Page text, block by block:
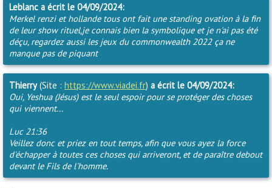
Leblanc a écrit le 04/09/2024:
Merkel renzi et hollande tous ont fait une standing ovation à la fin
de leur show rituel,je connais bien la symbolique et je n'ai pas été
déçu, regardez aussi les jeux du commonwealth 2022 ça ne
manque pas de piquant
Thierry (Site : https://www.viadei.fr) a écrit le 04/09/2024:
Oui, Yeshua (Jésus) est le seul espoir pour se protéger des choses
qui viennent...
Luc 21:36
Veillez donc et priez en tout temps, afin que vous ayez la force
d'échapper à toutes ces choses qui arriveront, et de paraître debout
devant le Fils de l'homme.